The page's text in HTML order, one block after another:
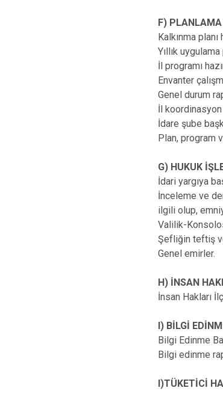
F) PLANLAMA
Kalkınma planı
Yıllık
İl programı
Envanter
Genel durum
İl koordinasyon
İdare şube
Plan, program
G) HUKUK
İdari yargıya
İnceleme ve
ilgili olup,
Valilik-
Şefliğin teftiş
Genel emirler.
H) İNSAN
İnsan Hakları
I) BİLGİ
Bilgi Edinme
Bilgi edinme
I)TÜKETİCİ